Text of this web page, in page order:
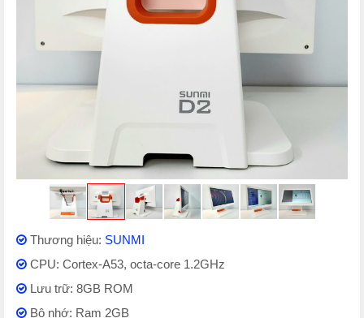
Thương hiệu: SUNMI
CPU: Cortex-A53, octa-core 1.2GHz
Lưu trữ: 8GB ROM
Bộ nhớ: Ram 2GB